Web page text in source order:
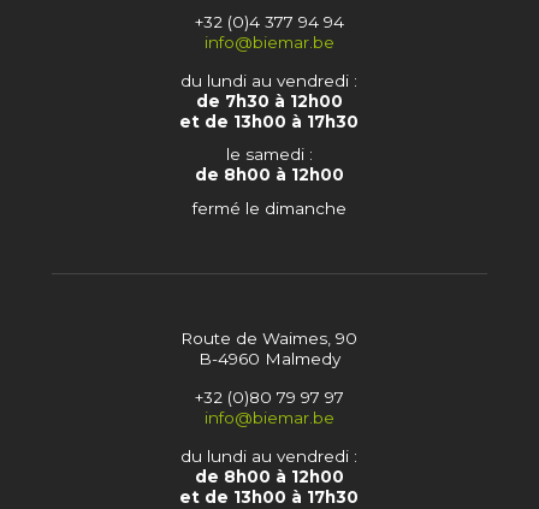
+32 (0)4 377 94 94
info@biemar.be
du lundi au vendredi :
de 7h30 à 12h00
et de 13h00 à 17h30
le samedi :
de 8h00 à 12h00
fermé le dimanche
Route de Waimes, 90
B-4960 Malmedy
+32 (0)80 79 97 97
info@biemar.be
du lundi au vendredi :
de 8h00 à 12h00
et de 13h00 à 17h30